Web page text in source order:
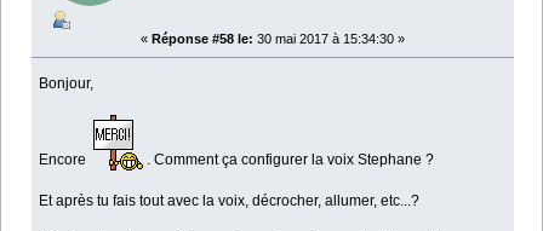
« Réponse #58 le: 30 mai 2017 à 15:34:30 »
Bonjour,
Encore . Comment ça configurer la voix Stephane ?
Et après tu fais tout avec la voix, décrocher, allumer, etc...?